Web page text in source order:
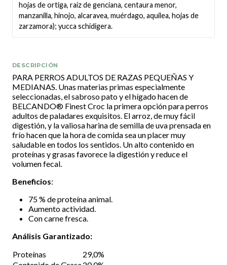
hojas de ortiga, raíz de genciana, centaura menor,
manzanilla, hinojo, alcaravea, muérdago, aquilea, hojas de
zarzamora); yucca schidigera.
DESCRIPCIÓN
PARA PERROS ADULTOS DE RAZAS PEQUEÑAS Y
MEDIANAS. Unas materias primas especialmente
seleccionadas, el sabroso pato y el hígado hacen de
BELCANDO® Finest Croc la primera opción para perros
adultos de paladares exquisitos. El arroz, de muy fácil
digestión, y la valiosa harina de semilla de uva prensada en
frío hacen que la hora de comida sea un placer muy
saludable en todos los sentidos. Un alto contenido en
proteínas y grasas favorece la digestión y reduce el
volumen fecal.
Beneficios:
75 % de proteína animal.
Aumento actividad.
Con carne fresca.
Análisis Garantizado:
Proteínas
29,0%